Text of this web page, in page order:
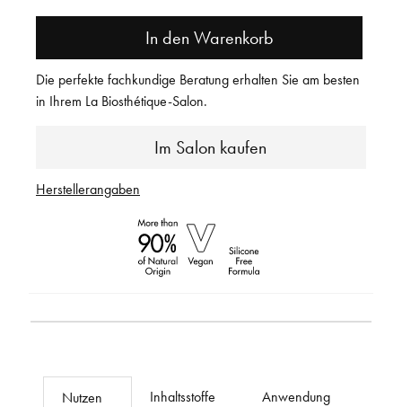
In den Warenkorb
Im Salon kaufen
Die perfekte fachkundige Beratung erhalten Sie am besten
in Ihrem La Biosthétique-Salon.
Herstellerangaben
Nutzen Inhaltsstoffe Anwendung